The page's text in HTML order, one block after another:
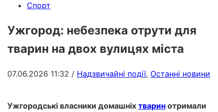
Спорт
Ужгород: небезпека отрути для
тварин на двох вулицях міста
07.06.2026 11:32 / Надзвичайні події, Останні новини
Ужгородські власники домашніх тварин отримали